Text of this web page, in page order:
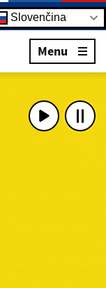
Slovenčina
Menu